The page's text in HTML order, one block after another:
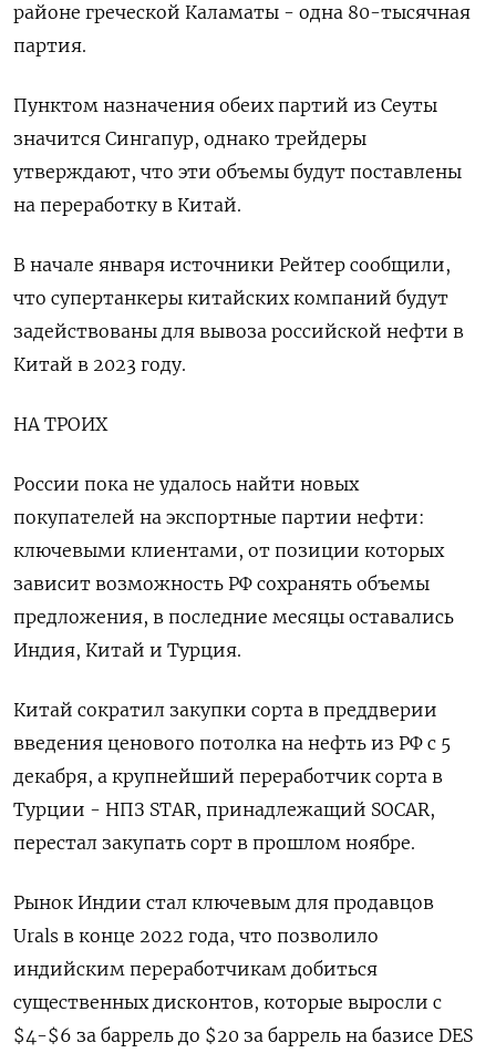
районе греческой Каламаты - одна 80-тысячная
партия.
Пунктом назначения обеих партий из Сеуты
значится Сингапур, однако трейдеры
утверждают, что эти объемы будут поставлены
на переработку в Китай.
В начале января источники Рейтер сообщили,
что супертанкеры китайских компаний будут
задействованы для вывоза российской нефти в
Китай в 2023 году.
НА ТРОИХ
России пока не удалось найти новых
покупателей на экспортные партии нефти:
ключевыми клиентами, от позиции которых
зависит возможность РФ сохранять объемы
предложения, в последние месяцы оставались
Индия, Китай и Турция.
Китай сократил закупки сорта в преддверии
введения ценового потолка на нефть из РФ с 5
декабря, а крупнейший переработчик сорта в
Турции - НПЗ STAR, принадлежащий SOCAR,
перестал закупать сорт в прошлом ноябре.
Рынок Индии стал ключевым для продавцов
Urals в конце 2022 года, что позволило
индийским переработчикам добиться
существенных дисконтов, которые выросли с
$4-$6 за баррель до $20 за баррель на базисе DES